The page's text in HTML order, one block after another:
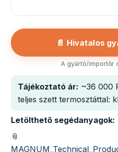
📄 Hivatalos
A gyártó/importőr
Tájékoztató ár: ~36 000
teljes szett termosztáttal:
Letölthető segédanyagok:
📎